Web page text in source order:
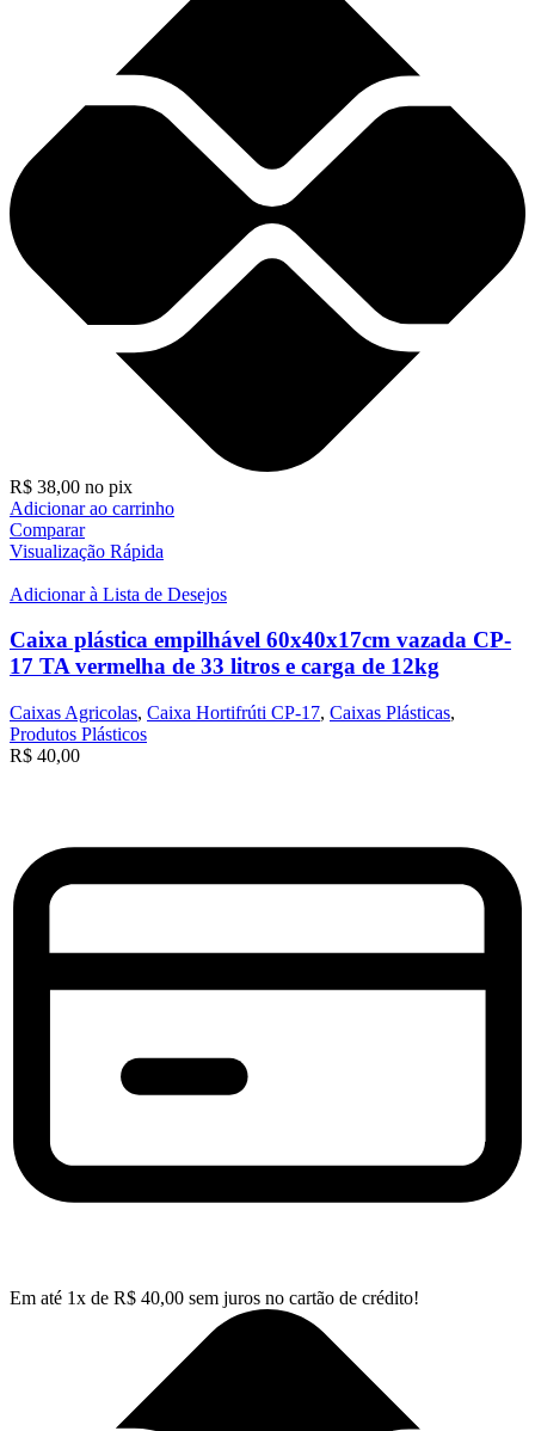
R$ 38,00 no pix
Adicionar ao carrinho
Comparar
Visualização Rápida
Adicionar à Lista de Desejos
Caixa plástica empilhável 60x40x17cm vazada CP-
17 TA vermelha de 33 litros e carga de 12kg
Caixas Agricolas, Caixa Hortifrúti CP-17, Caixas Plásticas,
Produtos Plásticos
R$ 40,00
Em até 1x de R$ 40,00 sem juros no cartão de crédito!